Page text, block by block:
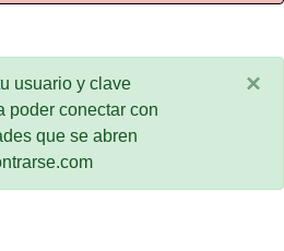
usuario y clave
poder conectar con
que se abren
×